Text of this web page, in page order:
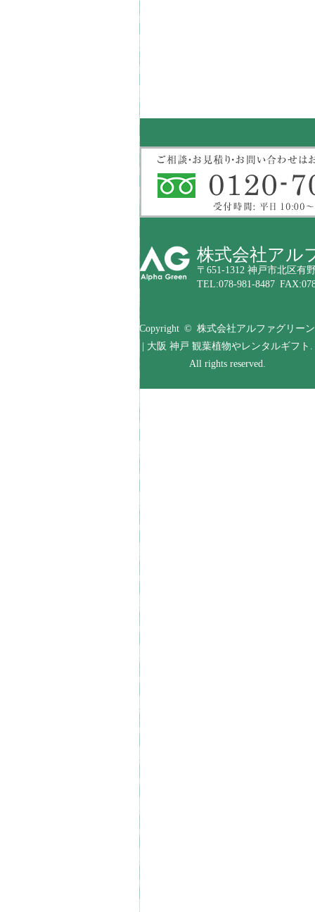
株式会社アル
〒651-1312 神戸市北区有
TEL:078-981-8487
Copyright © 株式会社アルファグリーン
| 大阪 神戸 観葉植物やレンタルギフト.
All rights reserved.